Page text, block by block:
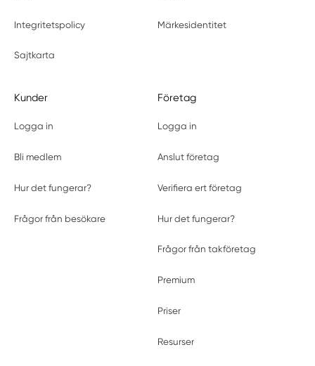
Integritetspolicy Märkesidentitet
Sajtkarta
Kunder
Logga in
Bli medlem
Hur det fungerar?
Frågor från besökare
Företag
Logga in
Anslut företag
Verifiera ert företag
Hur det fungerar?
Frågor från takföretag
Premium
Priser
Resurser